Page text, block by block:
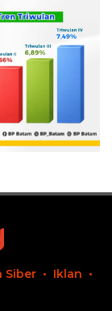
Siber
Iklan